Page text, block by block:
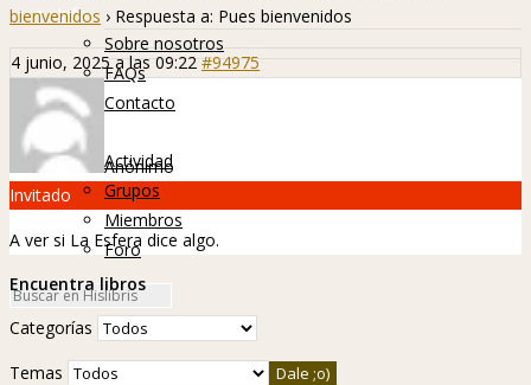
Info
Sobre nosotros
FAQs
Contacto
Hislibreños
Actividad
Grupos
Miembros
Foro
bienvenidos › Respuesta a: Pues bienvenidos
4 junio, 2025 a las 09:22 #94975
Anónimo
Invitado
A ver si La Esfera dice algo.
Encuentra libros
Categorías
Temas